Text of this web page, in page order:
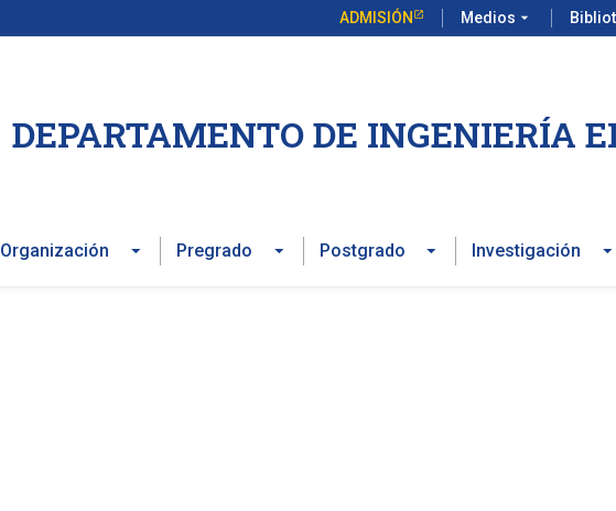
ADMISIÓN Medios arrow_drop_down
DEPARTAMENTO DE INGENIERÍA
Organización Pregrado Postgrado Investigación